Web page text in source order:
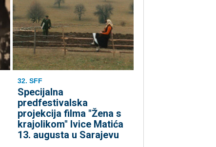
32. SFF
Specijalna
predfestivalska
projekcija filma "Žena s
krajolikom" Ivice Matića
13. augusta u Sarajevu